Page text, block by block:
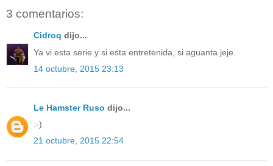
3 comentarios:
Cidroq dijo...
Ya vi esta serie y si esta entretenida, si aguanta jeje.
14 octubre, 2015 23:13
Le Hamster Ruso dijo...
:-)
21 octubre, 2015 22:54